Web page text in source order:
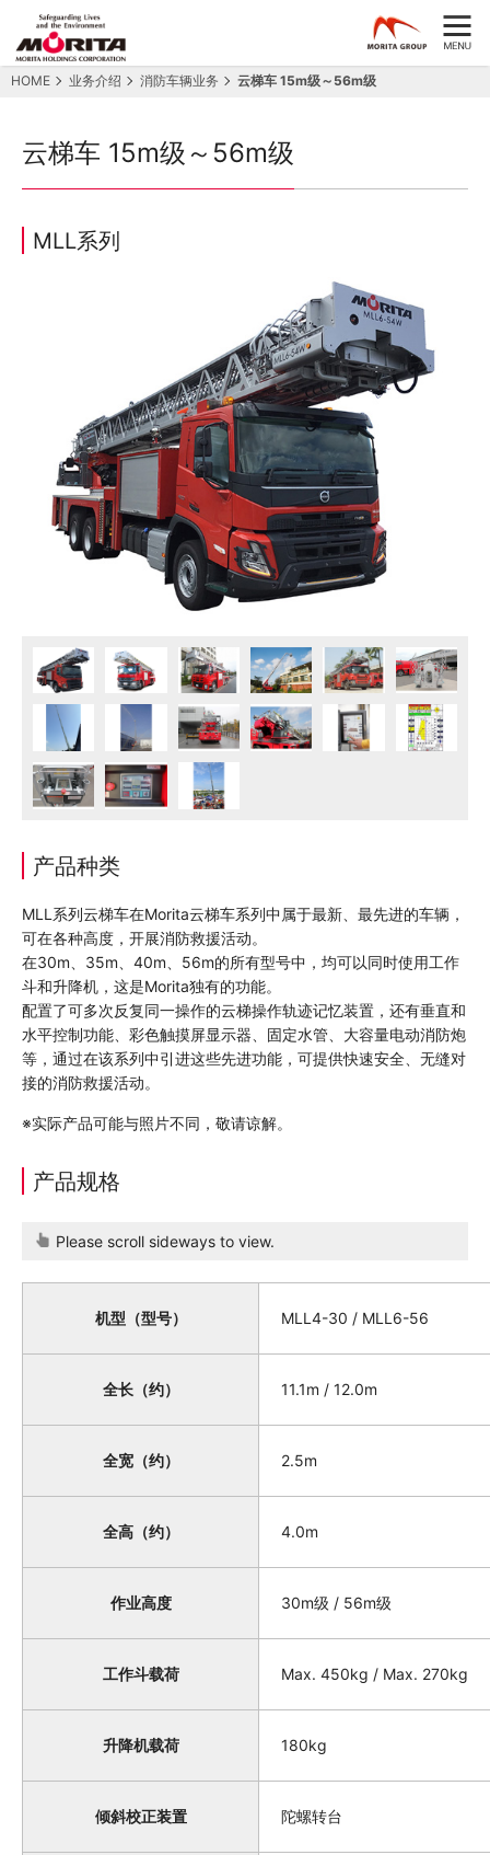
HOME 业务介绍 消防车辆业务 云梯车 15m级～56m级
云梯车 15m级～56m级
MLL系列
产品种类
MLL系列云梯车在Morita云梯车系列中属于最新、最先进的车辆，
可在各种高度，开展消防救援活动。
在30m、35m、40m、56m的所有型号中，均可以同时使用工作
斗和升降机，这是Morita独有的功能。
配置了可多次反复同一操作的云梯操作轨迹记忆装置，还有垂直和
水平控制功能、彩色触摸屏显示器、固定水管、大容量电动消防炮
等，通过在该系列中引进这些先进功能，可提供快速安全、无缝对
接的消防救援活动。
※实际产品可能与照片不同，敬请谅解。
产品规格
Please scroll sideways to view.
机型（型号） MLL4-30 / MLL6-56
全长（约） 11.1m / 12.0m
全宽（约） 2.5m
全高（约） 4.0m
作业高度 30m级 / 56m级
工作斗载荷 Max. 450kg / Max. 270kg
升降机载荷 180kg
倾斜校正装置 陀螺转台